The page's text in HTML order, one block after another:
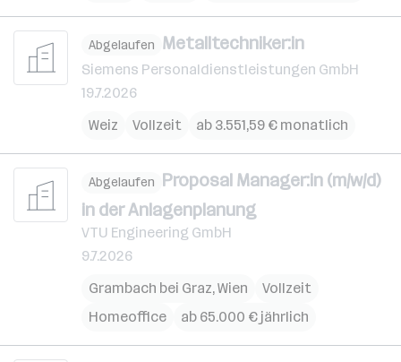
Abgelaufen Metalltechniker:in
Siemens Personaldienstleistungen GmbH
19.7.2026
Weiz
Vollzeit ab 3.551,59 € monatlich
Abgelaufen Proposal Manager:in (m/w/d)
in der Anlagenplanung
VTU Engineering GmbH
9.7.2026
Grambach bei Graz,Wien
Vollzeit
Homeoffice
ab 65.000 € jährlich